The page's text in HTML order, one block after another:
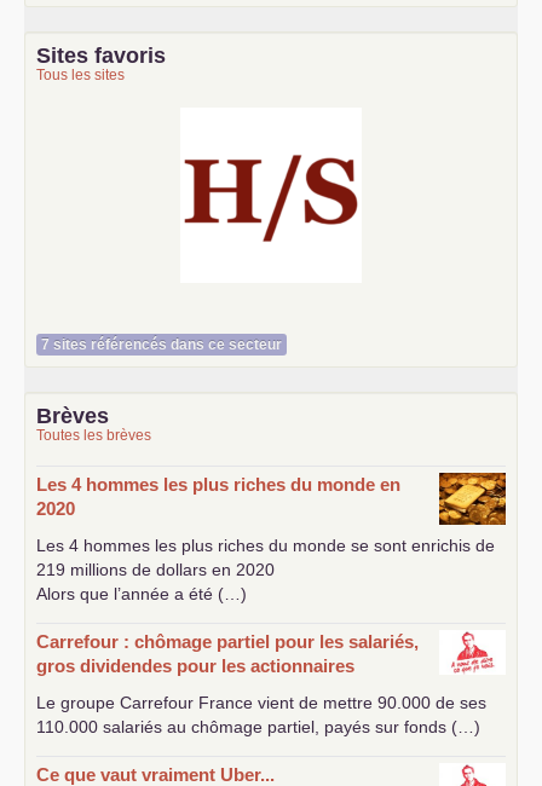
Sites favoris
Tous les sites
7 sites référencés dans ce secteur
Brèves
Toutes les brèves
Les 4 hommes les plus riches du monde en
2020
Les 4 hommes les plus riches du monde se sont enrichis de
219 millions de dollars en 2020
Alors que l’année a été (…)
Carrefour : chômage partiel pour les salariés,
gros dividendes pour les actionnaires
Le groupe Carrefour France vient de mettre 90.000 de ses
110.000 salariés au chômage partiel, payés sur fonds (…)
Ce que vaut vraiment Uber...